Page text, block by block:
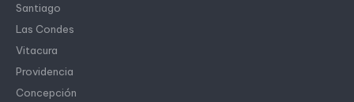
Santiago
Las Condes
Vitacura
Providencia
Concepción